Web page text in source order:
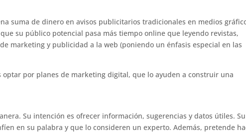
suma de dinero en avisos publicitarios tradicionales en medios
su público potencial pasa más tiempo online que leyendo revistas,
marketing y publicidad a la web (poniendo un énfasis especial en las
optar por planes de marketing digital, que lo ayuden a construir una
Su intención es ofrecer información, sugerencias y datos útiles. Su
en su palabra y que lo consideren un experto. Además, pretende